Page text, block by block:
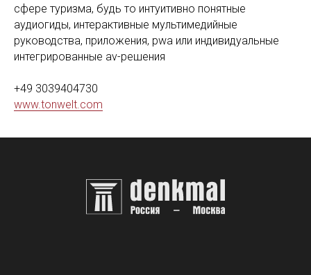
сфере туризма, будь то интуитивно понятные
аудиогиды, интерактивные мультимедийные
руководства, приложения, pwa или индивидуальные
интегрированные av-решения
+49 3039404730
www.tonwelt.com